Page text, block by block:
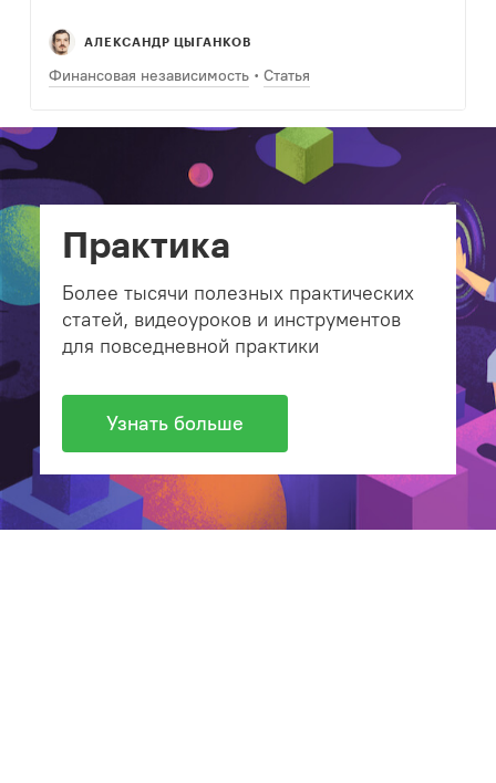
инструмент для реализации. Вырученные
средства позволят вашему проекту развиваться
активнее.…
АЛЕКСАНДР ЦЫГАНКОВ
Финансовая независимость Статья
Практика
Более тысячи полезных практических
статей, видеоуроков и инструментов
для повседневной практики
Узнать больше